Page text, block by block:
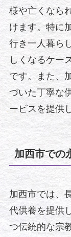
様や亡くなら
けます。特に
行き一人暮ら
しくなるケー
です。また、
づいた丁寧な
ービスを提供
加西市での
加西市では、
代供養を提供
つ伝統的な宗